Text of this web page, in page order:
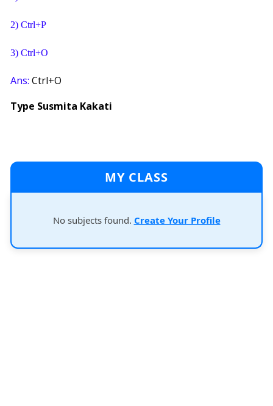
2) Ctrl+P
3) Ctrl+O
Ans: Ctrl+O
Type Susmita Kakati
MY CLASS
No subjects found. Create Your Profile